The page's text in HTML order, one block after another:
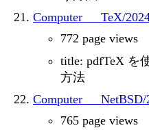
Computer___TeX/
772 page views
title: pdfTeX を
方法
765 page views